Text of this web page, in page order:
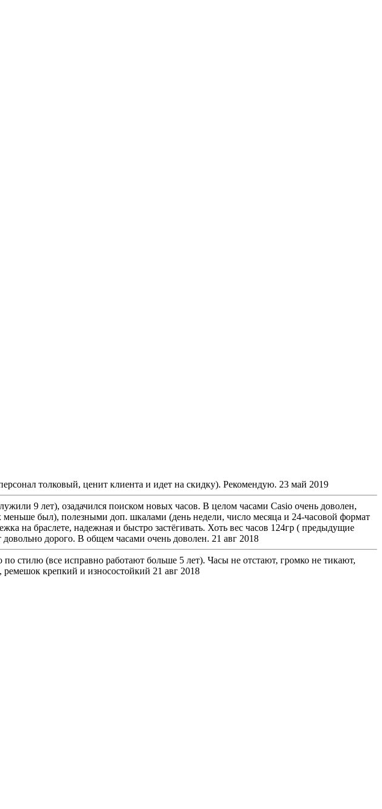
толковый, ценит клиента и идет на скидку). Рекомендую. 23 май 2019
9 лет), озадачился поиском новых часов. В целом часами Casio очень доволен,
был), полезными доп. шкалами (день недели, число месяца и 24-часовой формат
на браслете, надежная и быстро застёгивать. Хоть вес часов 124гр ( предыдущие
дорого. В общем часами очень доволен. 21 авг 2018
стилю (все исправно работают больше 5 лет). Часы не отстают, громко не тикают,
ремешок крепкий и износостойкий 21 авг 2018